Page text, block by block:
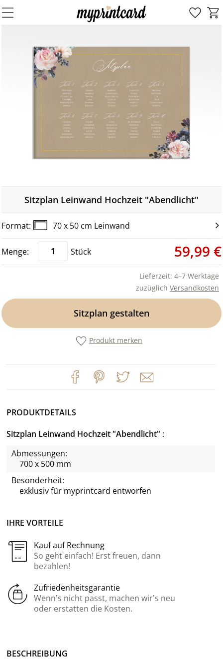
Sitzplan Leinwand Hochzeit "Abendlicht"
70 x 50 cm Leinwand
Stück 59,99 €
Lieferzeit: 4–7 Werktage
zuzüglich Versandkosten
Sitzplan gestalten
Produkt merken
IHRE VORTEILE
Kauf auf Rechnung
So geht einfach! Erst freuen, dann
bezahlen!
Zufriedenheitsgarantie
Wenn’s nicht passt, machen wir’s neu
oder erstatten die Kosten.
PRODUKTDETAILS
Sitzplan Leinwand Hochzeit "Abendlicht"
Abmessungen:
700 x 500 mm
Besonderheit:
exklusiv für myprintcard entworfen
BE­SCHREI­BUNG